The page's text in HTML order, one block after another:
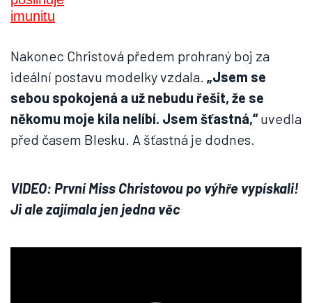
Nakonec Christová předem prohraný boj za
ideální postavu modelky vzdala. „Jsem se
sebou spokojená a už nebudu řešit, že se
někomu moje kila nelíbí. Jsem šťastná,“uvedla
před časem Blesku. A šťastná je dodnes.
VIDEO: První Miss Christovou po výhře vypískali!
Ji ale zajímala jen jedna věc